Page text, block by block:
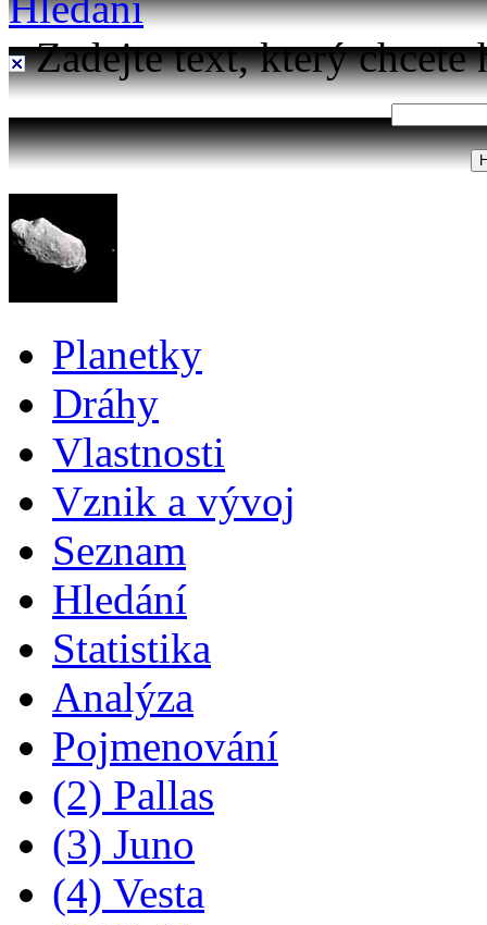
Zadejte text, který chcete
Planetky
Dráhy
Vlastnosti
Vznik a vývoj
Seznam
Hledání
Statistika
Analýza
Pojmenování
(2) Pallas
(3) Juno
(4) Vesta